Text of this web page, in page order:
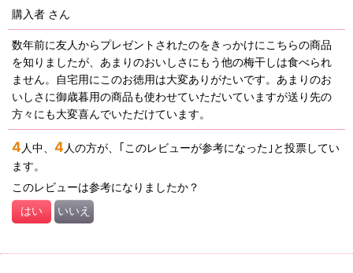
購入者 さん
数年前に友人からプレゼントされたのをきっかけにこちらの商品
を知りましたが、あまりのおいしさにもう他の梅干しは食べられ
ません。自宅用にこのお徳用は大変ありがたいです。あまりのお
いしさに御歳暮用の商品も使わせていただいていますが送り先の
方々にも大変喜んでいただけています。
4 人中、 4 人の方が、｢このレビューが参考になった｣と投票してい
ます。
このレビューは参考になりましたか？
はい いいえ